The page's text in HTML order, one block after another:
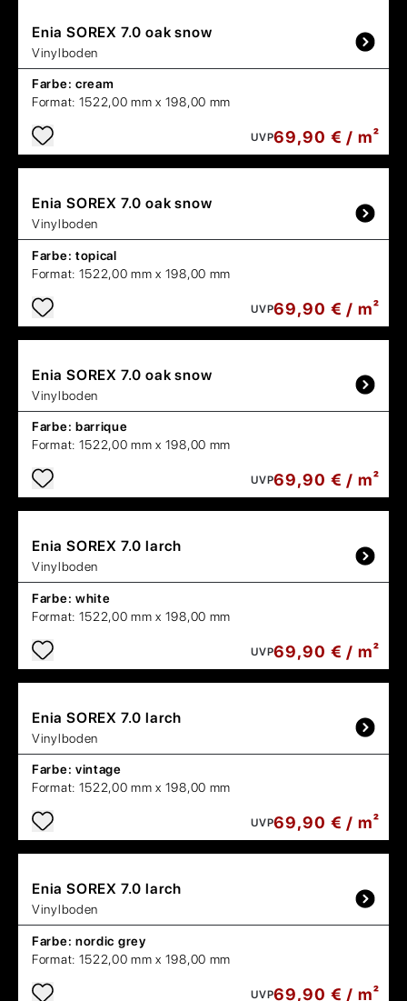
Enia SOREX 7.0 oak snow
Vinylboden
Farbe: cream
Format: 1522,00 mm x 198,00 mm
UVP69,90 € / m²
Enia SOREX 7.0 oak snow
Vinylboden
Farbe: topical
Format: 1522,00 mm x 198,00 mm
UVP69,90 € / m²
Enia SOREX 7.0 oak snow
Vinylboden
Farbe: barrique
Format: 1522,00 mm x 198,00 mm
UVP69,90 € / m²
Enia SOREX 7.0 larch
Vinylboden
Farbe: white
Format: 1522,00 mm x 198,00 mm
UVP69,90 € / m²
Enia SOREX 7.0 larch
Vinylboden
Farbe: vintage
Format: 1522,00 mm x 198,00 mm
UVP69,90 € / m²
Enia SOREX 7.0 larch
Vinylboden
Farbe: nordic grey
Format: 1522,00 mm x 198,00 mm
UVP69,90 € / m²